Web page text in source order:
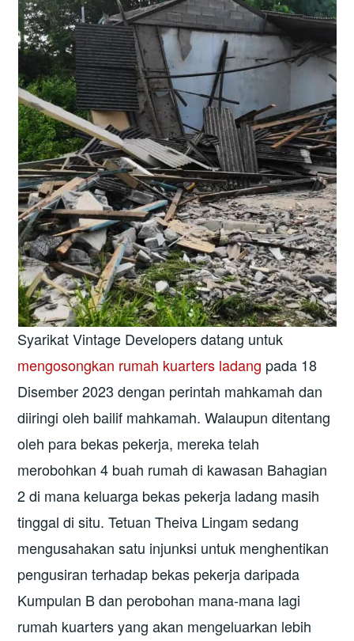
Syarikat Vintage Developers datang untuk
mengosongkan rumah kuarters ladang pada 18
Disember 2023 dengan perintah mahkamah dan
diiringi oleh bailif mahkamah. Walaupun ditentang
oleh para bekas pekerja, mereka telah
merobohkan 4 buah rumah di kawasan Bahagian
2 di mana keluarga bekas pekerja ladang masih
tinggal di situ. Tetuan Theiva Lingam sedang
mengusahakan satu injunksi untuk menghentikan
pengusiran terhadap bekas pekerja daripada
Kumpulan B dan perobohan mana-mana lagi
rumah kuarters yang akan mengeluarkan lebih